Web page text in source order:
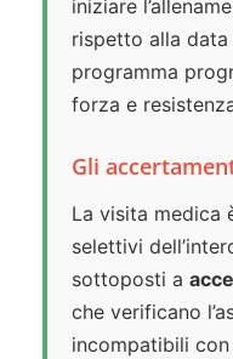
iniziare
rispetto alla
programma
forza e
Gli
La visita medica
selettivi
sottoposti a
che verificano
incompatibili